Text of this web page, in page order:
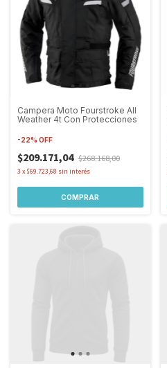
Campera Moto Fourstroke All
Weather 4t Con Protecciones
-22% OFF
$209.171,04 $268.168,00
3 x $69.723,68 sin interés
COMPRAR